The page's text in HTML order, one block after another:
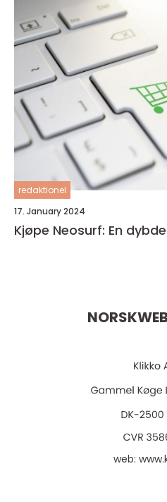
redaktionel
17. January 2024
Kjøpe Neosurf: En
web: